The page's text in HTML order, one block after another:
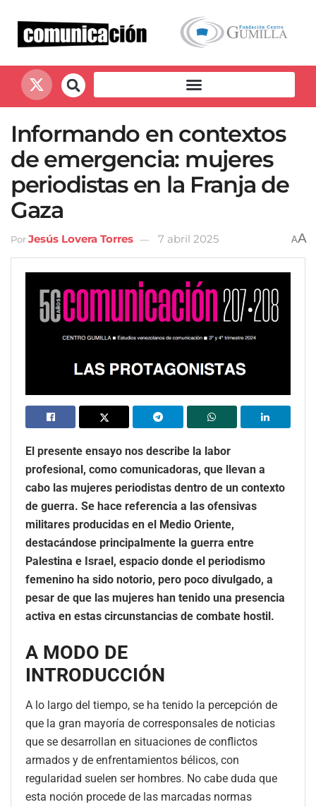
Informando en contextos
de emergencia: mujeres
periodistas en la Franja de
Gaza
PorJesús Lovera Torres 7 abril 2025 AA
El presente ensayo nos describe la labor
profesional, como comunicadoras, que llevan a
cabo las mujeres periodistas dentro de un contexto
de guerra. Se hace referencia a las ofensivas
militares producidas en el Medio Oriente,
destacándose principalmente la guerra entre
Palestina e Israel, espacio donde el periodismo
femenino ha sido notorio, pero poco divulgado, a
pesar de que las mujeres han tenido una presencia
activa en estas circunstancias de combate hostil.
A MODO DE
INTRODUCCIÓN
A lo largo del tiempo, se ha tenido la percepción de
que la gran mayoría de corresponsales de noticias
que se desarrollan en situaciones de conflictos
armados y de enfrentamientos bélicos, con
regularidad suelen ser hombres. No cabe duda que
esta noción procede de las marcadas normas